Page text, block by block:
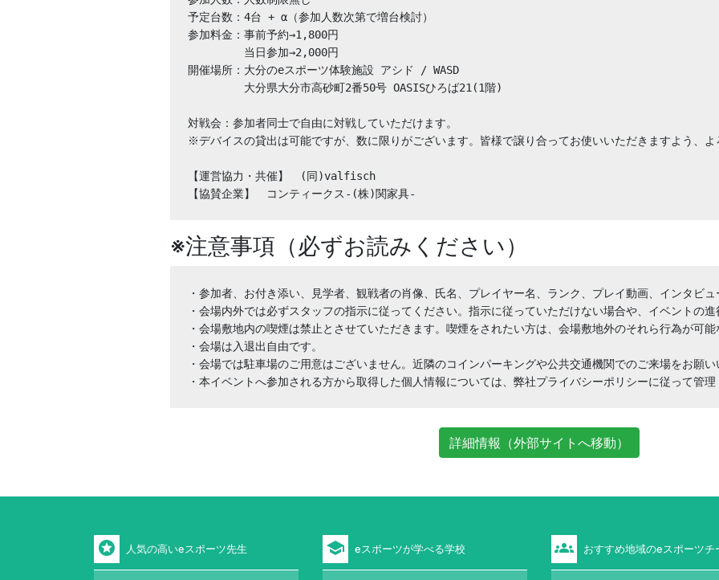
予定台数：4台 + α（参加人数次第で増台検討）
参加料金：事前予約→1,800円
当日参加→2,000円
開催場所：大分のeスポーツ体験施設 アシド / WASD
大分県大分市高砂町2番50号 OASISひろば21(1階)
対戦会：参加者同士で自由に対戦していただけます。
※デバイスの貸出は可能ですが、数に限りがございます。皆様で譲り合ってお使いいただきますよう、よ
【運営協力・共催】　(同)valfisch
【協賛企業】　コンティークス-(株)関家具-
※注意事項（必ずお読みください）
・参加者、お付き添い、見学者、観戦者の肖像、氏名、プレイヤー名、ランク、プレイ動画、インタ
・会場内外では必ずスタッフの指示に従ってください。指示に従っていただけない場合や、イベントの
・会場敷地内の喫煙は禁止とさせていただきます。喫煙をされたい方は、会場敷地外のそれら行為が可能
・会場は入退出自由です。
・会場では駐車場のご用意はございません。近隣のコインパーキングや公共交通機関でのご来場をお願い
・本イベントへ参加される方から取得した個人情報については、弊社プライバシーポリシーに従って管理
詳細情報（外部サイトへ移動）
stars 人気の高いeスポーツ先生 school eスポーツが学べる学校 groups おすすめ地域のeスポーツチ